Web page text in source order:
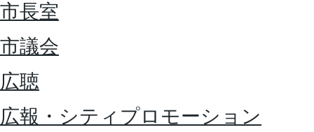
市長室
市議会
広聴
広報・シティプロモーション